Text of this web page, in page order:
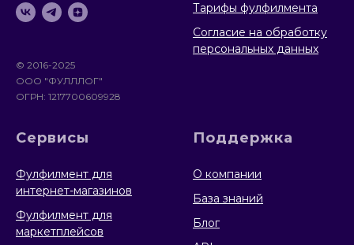
© 2016-2025
ООО "ФУЛЛЛОГ"
ОГРН: 1217700609928
Тарифы фулфилмента
Согласие на обработку
персональных данных
Сервисы
Фулфилмент для
интернет-магазинов
Фулфилмент для
маркетплейсов
Поддержка
О компании
База знаний
Блог